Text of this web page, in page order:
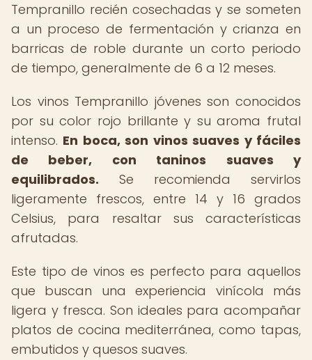
Tempranillo recién cosechadas y se someten
a un proceso de fermentación y crianza en
barricas de roble durante un corto periodo
de tiempo, generalmente de 6 a 12 meses.
Los vinos Tempranillo jóvenes son conocidos
por su color rojo brillante y su aroma frutal
intenso. En boca, son vinos suaves y fáciles
de beber, con taninos suaves y
equilibrados. Se recomienda servirlos
ligeramente frescos, entre 14 y 16 grados
Celsius, para resaltar sus características
afrutadas.
Este tipo de vinos es perfecto para aquellos
que buscan una experiencia vinícola más
ligera y fresca. Son ideales para acompañar
platos de cocina mediterránea, como tapas,
embutidos y quesos suaves.